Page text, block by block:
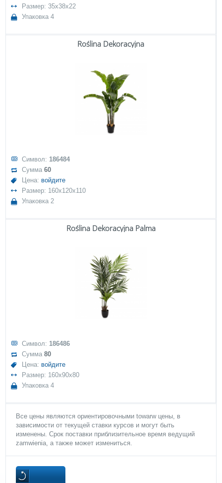
Размер: 35x38x22
Упаковка 4
Roślina Dekoracyjna
Символ: 186484
Сумма60
Цена: войдите
Размер: 160x120x110
Упаковка 2
Roślina Dekoracyjna Palma
Символ: 186486
Сумма80
Цена: войдите
Размер: 160x90x80
Упаковка 4
Все цены являются ориентировочными towarw цены, в
зависимости от текущей ставки курсов и могут быть
изменены. Срок поставки приблизительное время ведущий
zamwienia, а также может измениться.